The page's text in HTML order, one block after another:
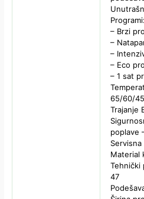
– Brzi
–
–
– Eco
– 1 sat
65/60/
Trajanje
poplave
Material
Tehnički
47